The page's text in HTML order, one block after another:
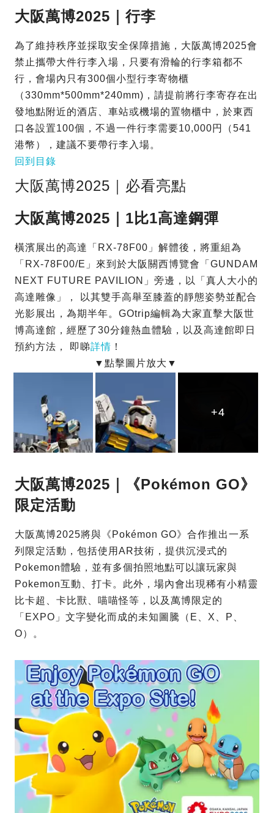
大阪萬博2025｜行李
為了維持秩序並採取安全保障措施，大阪萬博2025會
禁止攜帶大件行李入場，只要有滑輪的行李箱都不
行，會場內只有300個小型行李寄物櫃
（330mm*500mm*240mm)，請提前將行李寄存在出
發地點附近的酒店、車站或機場的置物櫃中，於東西
口各設置100個，不過一件行李需要10,000円（541
港幣），建議不要帶行李入場。
回到目錄
大阪萬博2025｜必看亮點
大阪萬博2025｜1比1高達鋼彈
橫濱展出的高達「RX-78F00」解體後，將重組為
「RX-78F00/E」來到於大阪關西博覽會「GUNDAM
NEXT FUTURE PAVILION」旁邊，以「真人大小的
高達雕像」， 以其雙手高舉至膝蓋的靜態姿勢並配合
光影展出，為期半年。GOtrip編輯為大家直擊大阪世
博高達館，經歷了30分鐘熱血體驗，以及高達館即日
預約方法， 即睇詳情 ！
+4
+4
+4
大阪萬博2025｜《Pokémon GO》
限定活動
大阪萬博2025將與《Pokémon GO》合作推出一系
列限定活動，包括使用AR技術，提供沉浸式的
Pokemon體驗，並有多個拍照地點可以讓玩家與
Pokemon互動、打卡。此外，場內會出現稀有小精靈
比卡超、卡比獸、喵喵怪等，以及萬博限定的
「EXPO」文字變化而成的未知圖騰（E、X、P、
O）。